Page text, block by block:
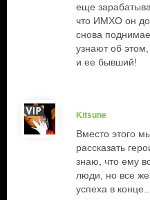
еще
что ИМХО он
снова
узнают об
и ее бывший!
Kitsune
Вместо этого
рассказать
знаю, что ему
люди, но все же
успеха в конце...